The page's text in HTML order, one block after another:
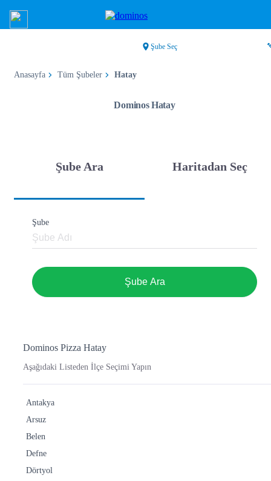
Şube Seç
Anasayfa Tüm Şubeler Hatay
Dominos Hatay
Şube Ara Haritadan Seç
Şube
Şube Ara
Dominos Pizza Hatay
Aşağıdaki Listeden İlçe Seçimi Yapın
Antakya
Arsuz
Belen
Defne
Dörtyol